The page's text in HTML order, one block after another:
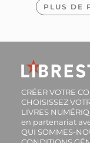
PLUS DE
CRÉER VOTRE
CHOISISSEZ
LIVRES
en partenariat
QUI SOMMES-